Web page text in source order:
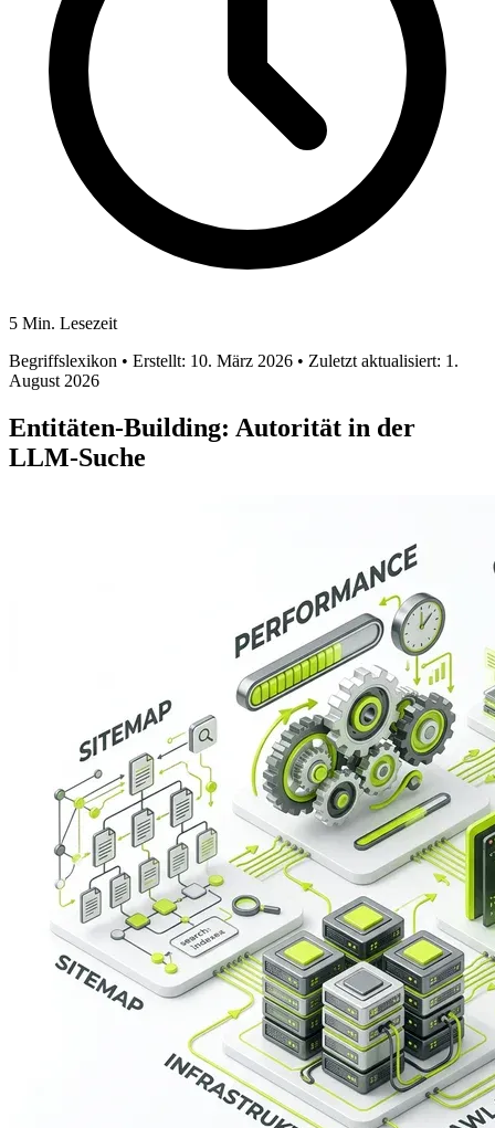
5 Min. Lesezeit
Begriffslexikon • Erstellt: 10. März 2026 • Zuletzt aktualisiert: 1.
August 2026
Entitäten-Building: Autorität in der
LLM-Suche